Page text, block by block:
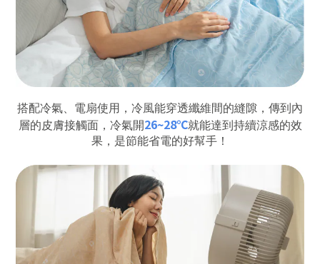
搭配冷氣、電扇使用，冷風能穿透纖維間的縫隙，傳到內
層的皮膚接觸面，冷氣開26~28℃就能達到持續涼感的效
果，是節能省電的好幫手！